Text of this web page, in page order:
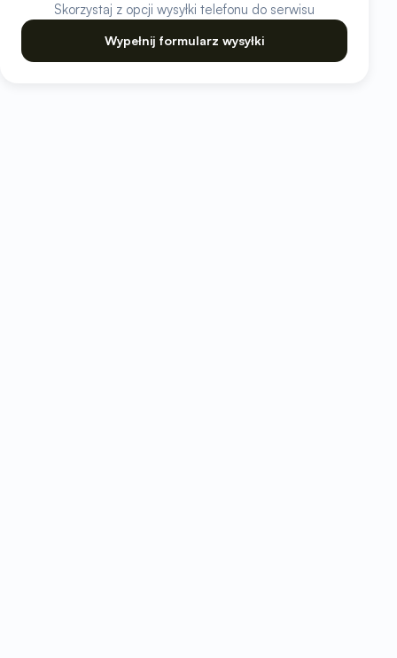
Skorzystaj z opcji wysyłki telefonu do serwisu
Wypełnij formularz wysyłki